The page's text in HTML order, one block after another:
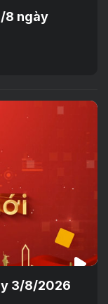
8 ngày
3/8/2026